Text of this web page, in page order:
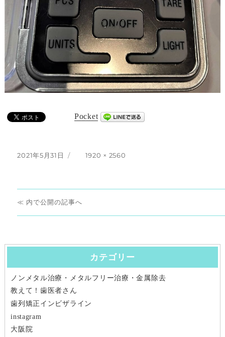
Pocket
投
2021年5月31日
フ
1920 × 2560
投
稿
ナ
ゲ
ー
シ
内で公開
カテゴリー
ノンメタル治療・メタルフリー治療・金属除去
教えて！歯医者さん
歯列矯正インビザライン
instagram
大阪院